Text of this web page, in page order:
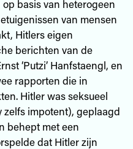
basis van heterogeen
van mensen
Hitlers eigen
berichten van de
‘Putzi’ Hanfstaengl, en
rapporten die in
Hitler was seksueel
impotent), geplaagd
behept met een
dat Hitler zijn